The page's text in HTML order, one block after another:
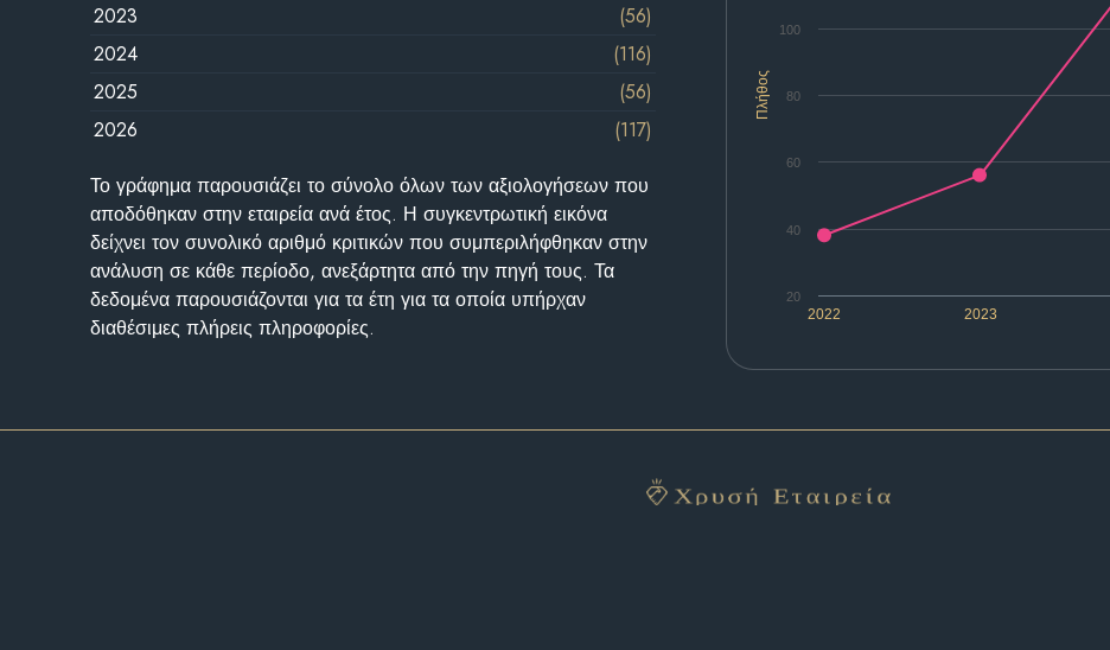
Πλήθος
2022 2023
20
40
60
80
100
2023
(56)
2024
(116)
2025
(56)
2026
(117)
Το γράφημα παρουσιάζει το σύνολο όλων των αξιολογήσεων που
αποδόθηκαν στην εταιρεία ανά έτος. Η συγκεντρωτική εικόνα
δείχνει τον συνολικό αριθμό κριτικών που συμπεριλήφθηκαν στην
ανάλυση σε κάθε περίοδο, ανεξάρτητα από την πηγή τους. Τα
δεδομένα παρουσιάζονται για τα έτη για τα οποία υπήρχαν
διαθέσιμες πλήρεις πληροφορίες.